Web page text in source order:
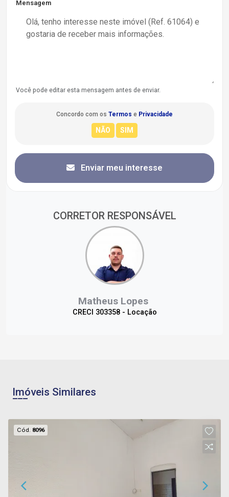
Mensagem
Você pode editar esta mensagem antes de enviar.
Concordo com os Termos e Privacidade
Enviar meu interesse
CORRETOR RESPONSÁVEL
Matheus Lopes
CRECI 303358 - Locação
Imóveis Similares
Cód. 8096